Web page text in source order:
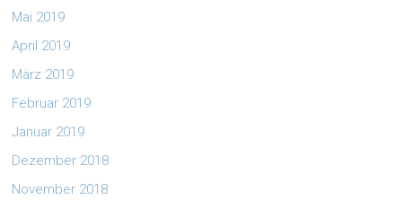
Mai 2019
April 2019
März 2019
Februar 2019
Januar 2019
Dezember 2018
November 2018